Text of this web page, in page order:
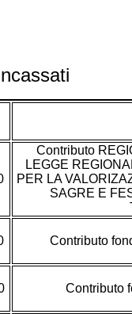
Contributo
LEGGE
PER LA
SAGRE E
Contributo
Contributo